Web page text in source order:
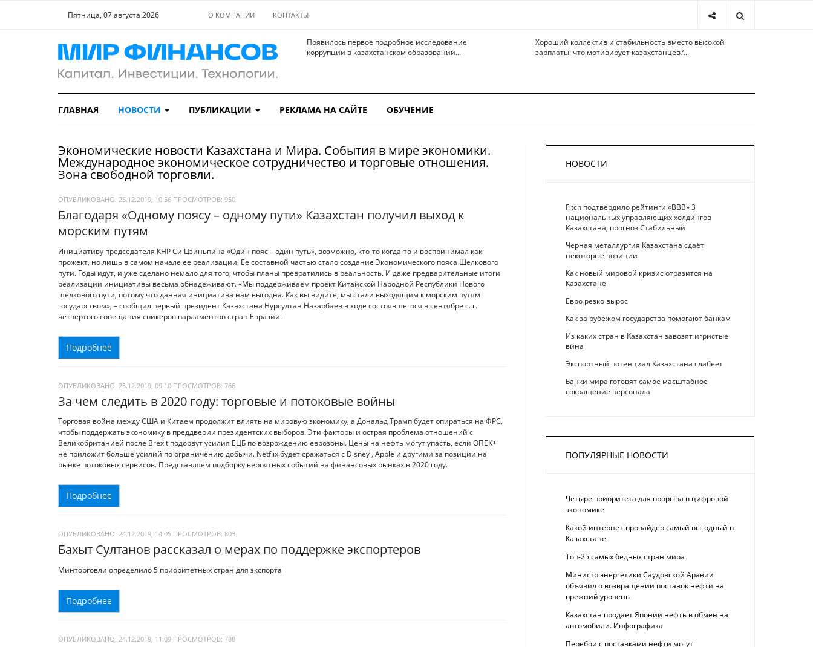
Пятница, 07 августа 2026 О КОМПАНИИ КОНТАКТЫ
Появилось первое подробное исследование
коррупции в казахстанском образовании...
Хороший коллектив и стабильность вместо высокой
зарплаты: что мотивирует казахстанцев?...
ГЛАВНАЯ НОВОСТИ ПУБЛИКАЦИИ РЕКЛАМА НА САЙТЕ ОБУЧЕНИЕ
Экономические новости Казахстана и Мира. События в мире экономики.
Международное экономическое сотрудничество и торговые отношения.
Зона свободной торговли.
ОПУБЛИКОВАНО: 25.12.2019, 10:56 ПРОСМОТРОВ: 950
Благодаря «Одному поясу – одному пути» Казахстан получил выход к
морским путям
Инициативу председателя КНР Си Цзиньпина «Один пояс – один путь», возможно, кто-то когда-то и воспринимал как
прожект, но лишь в самом начале ее реализации. Ее составной частью стало создание Экономического пояса Шелкового
пути. Годы идут, и уже сделано немало для того, чтобы планы превратились в реальность. И даже предварительные итоги
реализации инициативы весьма обнадеживают. «Мы поддерживаем проект Китайской Народной Республики Нового
шелкового пути, потому что данная инициатива нам выгодна. Как вы видите, мы стали выходящим к морским путям
государством», – сообщил первый президент Казахстана Нурсултан Назарбаев в ходе состоявшегося в сентябре с. г.
четвертого совещания спикеров парламентов стран Евразии.
Подробнее
ОПУБЛИКОВАНО: 25.12.2019, 09:10 ПРОСМОТРОВ: 766
За чем следить в 2020 году: торговые и потоковые войны
Торговая война между США и Китаем продолжит влиять на мировую экономику, а Дональд Трамп будет опираться на ФРС,
чтобы поддержать экономику в преддверии президентских выборов. Эти факторы и острая проблема отношений с
Великобританией после Brexit подорвут усилия ЕЦБ по возрождению еврозоны. Цены на нефть могут упасть, если ОПЕК+
не приложит больше усилий по ограничению добычи. Netflix будет сражаться с Disney , Apple и другими за позиции на
рынке потоковых сервисов. Представляем подборку вероятных событий на финансовых рынках в 2020 году.
Подробнее
ОПУБЛИКОВАНО: 24.12.2019, 14:05 ПРОСМОТРОВ: 803
Бахыт Султанов рассказал о мерах по поддержке экспортеров
Минторговли определило 5 приоритетных стран для экспорта
Подробнее
ОПУБЛИКОВАНО: 24.12.2019, 11:09 ПРОСМОТРОВ: 788
НОВОСТИ
Fitch подтвердило рейтинги «BBB» 3
национальных управляющих холдингов
Казахстана, прогноз Стабильный
Чёрная металлургия Казахстана сдаёт
некоторые позиции
Как новый мировой кризис отразится на
Казахстане
Eврo рeзкo вырос
Как за рубежом государства помогают банкам
Из каких стран в Казахстан завозят игристые
вина
Экспортный потенциал Казахстана слабеет
Банки мира готовят самое масштабное
сокращение персонала
ПОПУЛЯРНЫЕ НОВОСТИ
Четыре приоритета для прорыва в цифровой
экономике
Какой интернет-провайдер самый выгодный в
Казахстане
Топ-25 самых бедных стран мира
Министр энергетики Саудовской Аравии
объявил о возвращении поставок нефти на
прежний уровень
Казахстан продает Японии нефть в обмен на
автомобили. Инфографика
Перебои с поставками нефти могут